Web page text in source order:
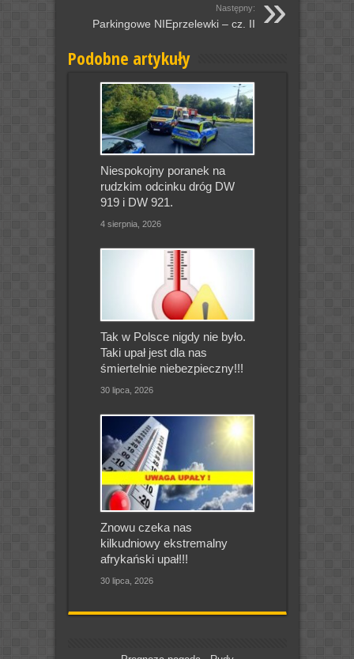
Następny:
Parkingowe NIEprzelewki – cz. II
Podobne artykuły
Niespokojny poranek na
rudzkim odcinku dróg DW
919 i DW 921.
4 sierpnia, 2026
Tak w Polsce nigdy nie było.
Taki upał jest dla nas
śmiertelnie niebezpieczny!!!
30 lipca, 2026
Znowu czeka nas
kilkudniowy ekstremalny
afrykański upał!!!
30 lipca, 2026